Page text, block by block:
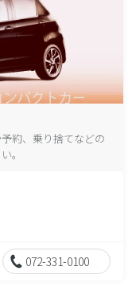
約、乗り捨てなどの
。
072-331-0100